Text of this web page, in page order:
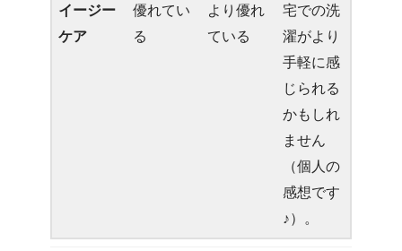
イージー
ケア
優れてい
る
より優れ
ている
宅での洗
濯がより
手軽に感
じられる
かもしれ
ません
（個人の
感想です
♪）。